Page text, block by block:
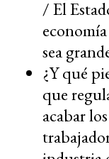
/ El
sea
¿Y qué
que
acabar